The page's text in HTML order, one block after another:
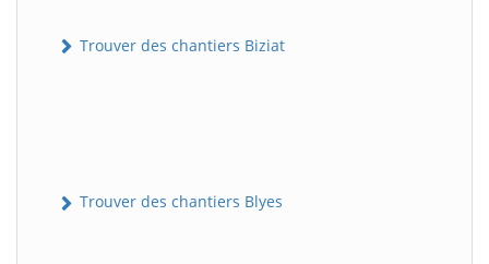
Trouver des chantiers Biziat
Trouver des chantiers Blyes